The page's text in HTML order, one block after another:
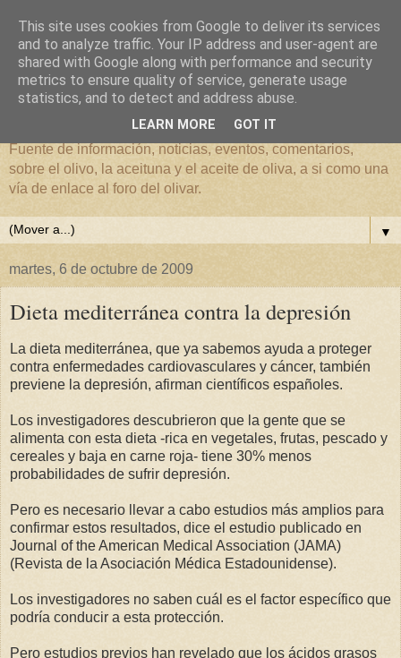
El mundo del Olivar
Fuente de información, noticias, eventos, comentarios,
sobre el olivo, la aceituna y el aceite de oliva, a si como una
vía de enlace al foro del olivar.
▼
martes, 6 de octubre de 2009
Dieta mediterránea contra la depresión
La dieta mediterránea, que ya sabemos ayuda a proteger
contra enfermedades cardiovasculares y cáncer, también
previene la depresión, afirman científicos españoles.
Los investigadores descubrieron que la gente que se
alimenta con esta dieta -rica en vegetales, frutas, pescado y
cereales y baja en carne roja- tiene 30% menos
probabilidades de sufrir depresión.
Pero es necesario llevar a cabo estudios más amplios para
confirmar estos resultados, dice el estudio publicado en
Journal of the American Medical Association (JAMA)
(Revista de la Asociación Médica Estadounidense).
Los investigadores no saben cuál es el factor específico que
podría conducir a esta protección.
Pero estudios previos han revelado que los ácidos grasos
This site uses cookies from Google to deliver its services
and to analyze traffic. Your IP address and user-agent are
shared with Google along with performance and security
metrics to ensure quality of service, generate usage
statistics, and to detect and address abuse.
LEARN MORE GOT IT